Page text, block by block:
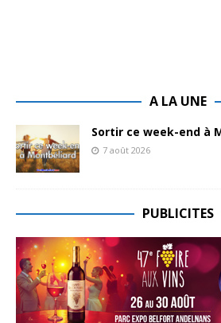
A LA UNE
Sortir ce week-end à
7 août 2026
PUBLICITES